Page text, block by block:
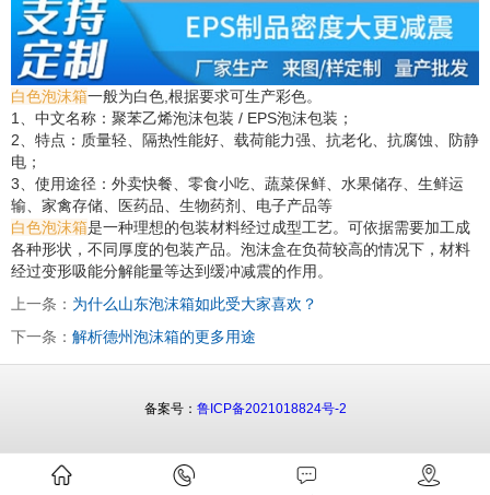
白色泡沫箱一般为白色,根据要求可生产彩色。
1、中文名称：聚苯乙烯泡沫包装 / EPS泡沫包装；
2、特点：质量轻、隔热性能好、载荷能力强、抗老化、抗腐蚀、防静
电；
3、使用途径：外卖快餐、零食小吃、蔬菜保鲜、水果储存、生鲜运
输、家禽存储、医药品、生物药剂、电子产品等
白色泡沫箱是一种理想的包装材料经过成型工艺。可依据需要加工成
各种形状，不同厚度的包装产品。泡沫盒在负荷较高的情况下，材料
经过变形吸能分解能量等达到缓冲减震的作用。
上一条： 为什么山东泡沫箱如此受大家喜欢？
下一条： 解析德州泡沫箱的更多用途
备案号： 鲁ICP备2021018824号-2